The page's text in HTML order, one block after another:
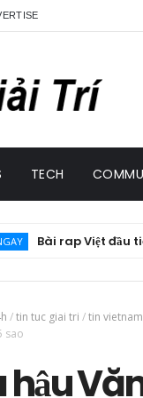
TECH
Việt đầu tiên có từ
/tin tuc giai tri /tin
sao